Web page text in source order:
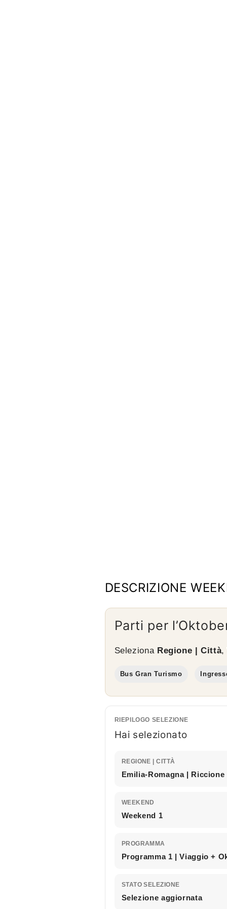
DESCRIZIONE
Parti per
Seleziona Regione | Città,
Bus Gran Turismo
RIEPILOGO SELEZIONE
Hai selezionato
REGIONE | CITTÀ
Emilia-Romagna | Riccione
WEEKEND
Weekend 1
PROGRAMMA
Programma 1 | Viaggio +
STATO SELEZIONE
Selezione aggiornata